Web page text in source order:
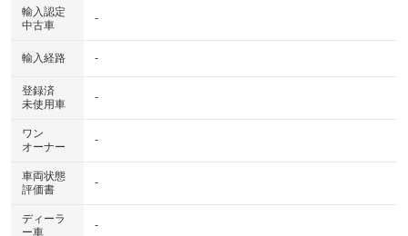
輸入認定
中古車
-
輸入経路 -
登録済
未使用車
-
ワン
オーナー
-
車両状態
評価書
-
ディーラ
ー車
-